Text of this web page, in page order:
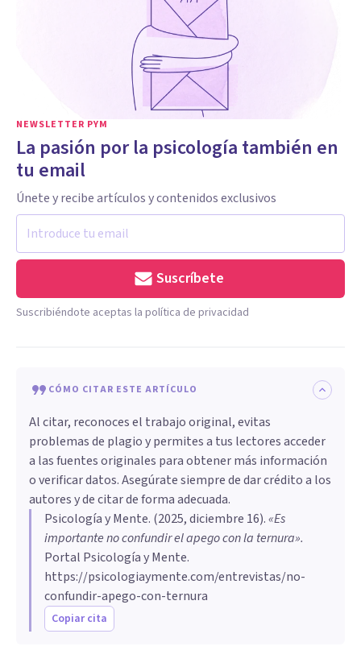
NEWSLETTER PYM
La pasión por la psicología también en
tu email
Únete y recibe artículos y contenidos exclusivos
Suscríbete
Suscribiéndote aceptas la política de privacidad
CÓMO CITAR ESTE ARTÍCULO
Al citar, reconoces el trabajo original, evitas
problemas de plagio y permites a tus lectores acceder
a las fuentes originales para obtener más información
o verificar datos. Asegúrate siempre de dar crédito a los
autores y de citar de forma adecuada.
Psicología y Mente. (2025, diciembre 16).«Es
importante no confundir el apego con la ternura».
Portal Psicología y Mente.
https://psicologiaymente.com/entrevistas/no-
confundir-apego-con-ternura
Copiar cita